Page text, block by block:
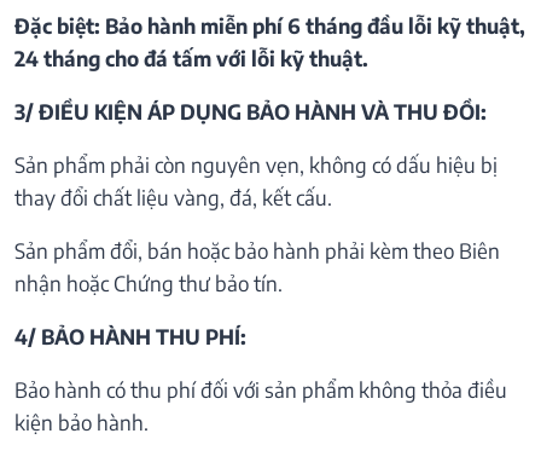
Đặc biệt: Bảo hành miễn phí 6 tháng đầu lỗi kỹ thuật,
24 tháng cho đá tấm với lỗi kỹ thuật.
3/ ĐIỀU KIỆN ÁP DỤNG BẢO HÀNH VÀ THU ĐỒI:
Sản phẩm phải còn nguyên vẹn, không có dấu hiệu bị
thay đổi chất liệu vàng, đá, kết cấu.
Sản phẩm đổi, bán hoặc bảo hành phải kèm theo Biên
nhận hoặc Chứng thư bảo tín.
4/ BẢO HÀNH THU PHÍ:
Bảo hành có thu phí đối với sản phẩm không thỏa điều
kiện bảo hành.